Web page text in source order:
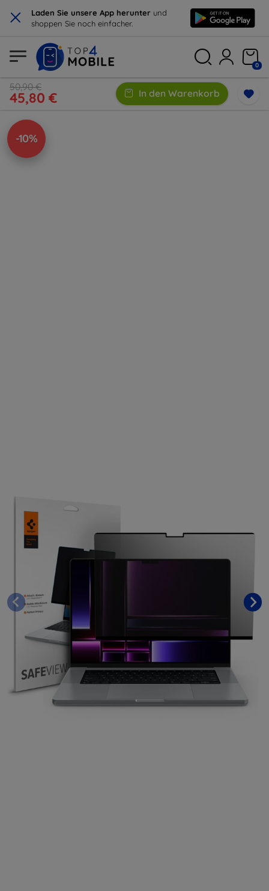
× Laden Sie unsere App herunter und
shoppen Sie noch einfacher.
0
50,90 €
45,80 € In den Warenkorb
-10%